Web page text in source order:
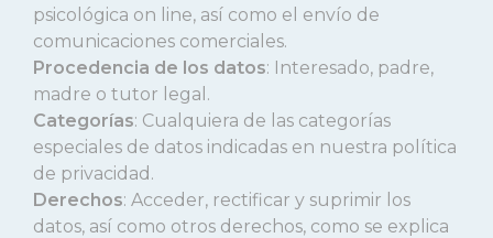
psicológica on line, así como el envío de
comunicaciones comerciales.
Procedencia de los datos: Interesado, padre,
madre o tutor legal.
Categorías: Cualquiera de las categorías
especiales de datos indicadas en nuestra política
de privacidad.
Derechos: Acceder, rectificar y suprimir los
datos, así como otros derechos, como se explica